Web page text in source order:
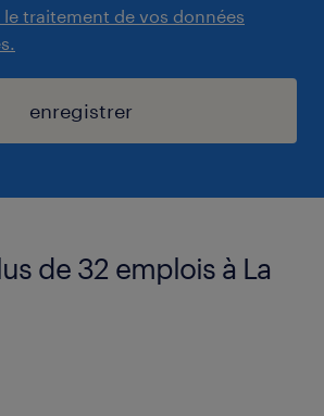
traitement de vos données
enregistrer
de 32 emplois à La